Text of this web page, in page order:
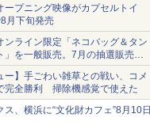
ープニング映像がカプセルトイ
月下旬発売
ンライン限定「ネコバッグ＆タン
」を一般販売。7月の抽選販売の
ー】手ごわい雑草との戦い、コメ
完全勝利 掃除機感覚で使えた
ス、横浜に“文化財カフェ”8月10日